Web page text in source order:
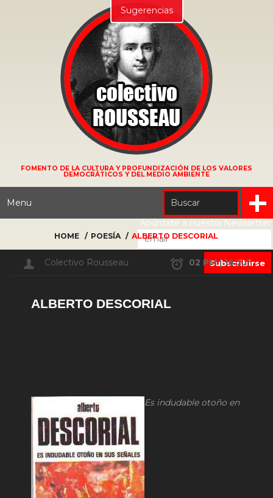
FOMENTO DE LA CULTURA Y PROFUNDIZACIÓN DE LOS VALORES
DEMOCRÁTICOS Y DEL MEDIO AMBIENTE
Menu
Apúntate a nuestra Newsletter
HOME POESÍA ALBERTO DESCORIAL
Colectivo Rousseau 02 PM | 16 Jul
ALBERTO DESCORIAL
Es indudableotoño en
Sugerencias